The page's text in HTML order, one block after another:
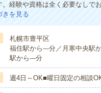
。経験や資格は全く必要なしで
きを見る
札幌市豊平区
福住駅から---分／月寒中央駅
駅から---分
週4日～OK■曜日固定の相談